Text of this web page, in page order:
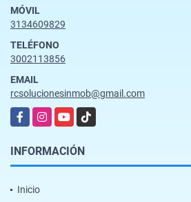
MÓVIL
3134609829
TELÉFONO
3002113856
EMAIL
rcsolucionesinmob@gmail.com
FacebookInstagramYouTubeTikTok
INFORMACIÓN
Inicio